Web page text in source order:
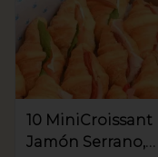
10 MiniCroissant
Jamón Serrano,